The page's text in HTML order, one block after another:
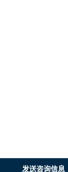
发送咨询信息